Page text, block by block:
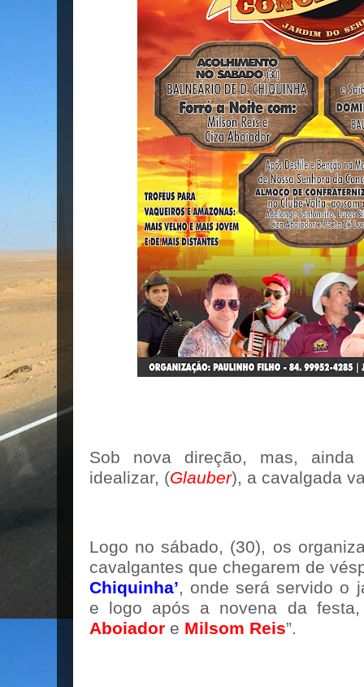
Sob nova direção, mas,
idealizar, (Glauber), a cavalgada
Logo no sábado, (30), os
cavalgantes que chegarem de
Chiquinha’, onde será servido o
e logo após a novena da
Aboiador e Milsom Reis”.